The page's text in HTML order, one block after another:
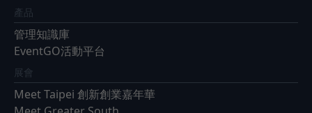
產品
管理知識庫
EventGO活動平台
展會
Meet Taipei 創新創業嘉年華